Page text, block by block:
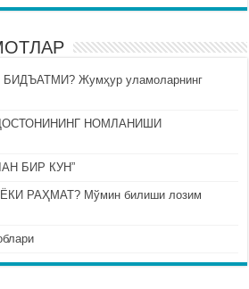
Жумҳур уламоларнинг
НОМЛАНИШИ
БИР КУН”
РАҲМАТ? Мўмин билиши лозим